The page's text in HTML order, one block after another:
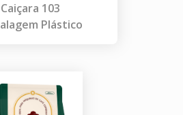
Caiçara 103
Plástico